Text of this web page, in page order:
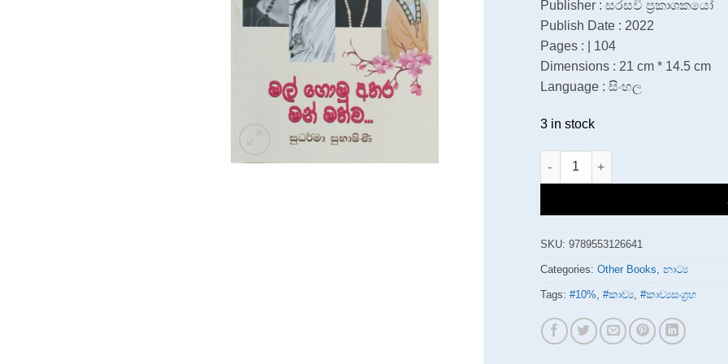
Publisher : සරසවි ප්‍රකාශකයෝ
Publish Date : 2022
Pages : | 104
Dimensions : 21 cm * 14.5 cm
Language : සිංහල
3 in stock
මල් ගොමු අතර මන් මත්ව quantity
SKU: 9789553126641
Categories: Other Books, නාට්‍ය
Tags: #10%, #කාව්‍ය, #කාව්‍යසංග්‍රහ